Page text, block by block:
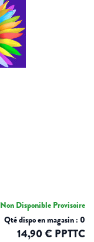
Non Disponible Provisoire
Qté dispo en magasin : 0
14,90 € PPTTC